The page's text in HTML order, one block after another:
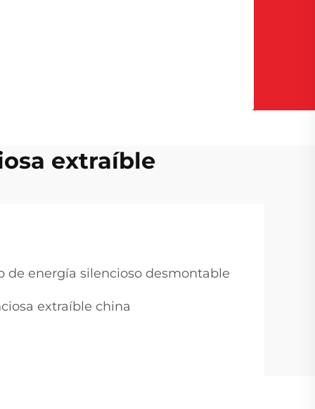
extraíble
de energía silencioso desmontable
extraíble china